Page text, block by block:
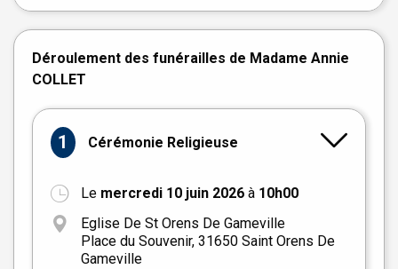
Déroulement des funérailles de Madame Annie
COLLET
1 Cérémonie Religieuse
Le mercredi 10 juin 2026 à 10h00
Eglise De St Orens De Gameville
Place du Souvenir, 31650 Saint Orens De
Gameville